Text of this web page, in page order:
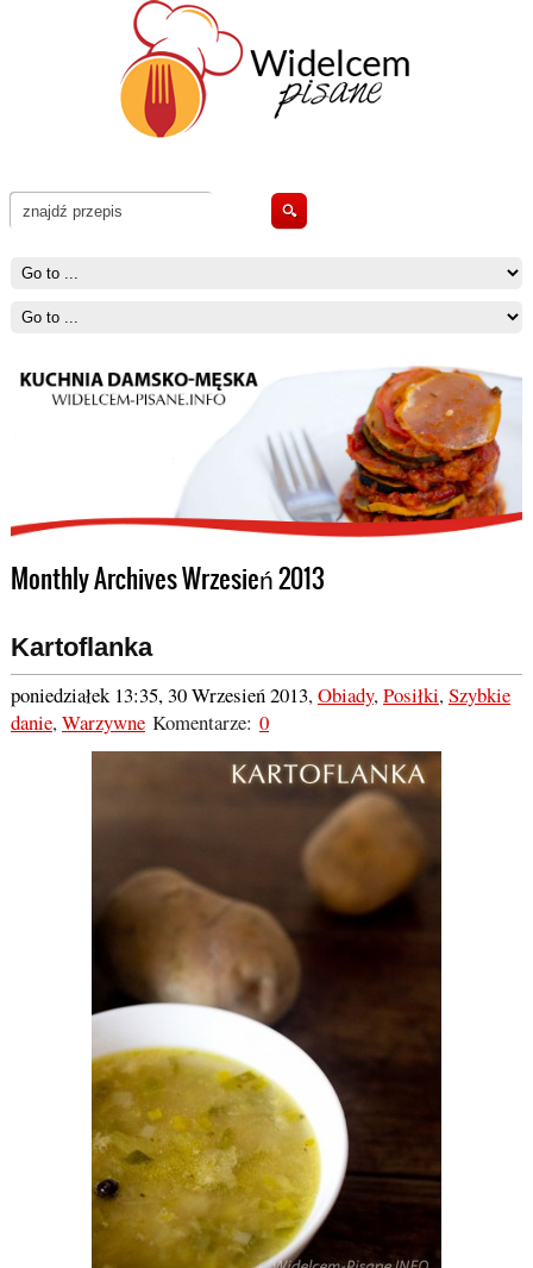
Monthly Archives Wrzesień 2013
Kartoflanka
poniedziałek 13:35, 30 Wrzesień 2013,Obiady,Posiłki,Szybkie
danie,WarzywneKomentarze: 0